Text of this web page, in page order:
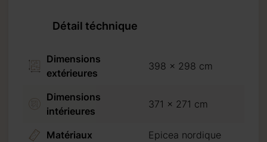
Détail téchnique
Dimensions
extérieures
398 x 298 cm
Dimensions
intérieures
371 x 271 cm
Matériaux
Epicea nordique